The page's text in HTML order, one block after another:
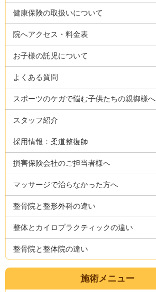
健康保険の取扱いについて
院へアクセス・料金表
お子様の託児について
よくある質問
スポーツのケガで悩む子供たちの親御様へ
スタッフ紹介
採用情報：柔道整復師
損害保険会社のご担当者様へ
マッサージで治らなかった方へ
整骨院と整形外科の違い
整体とカイロプラクティックの違い
整骨院と整体院の違い
施術メニュー